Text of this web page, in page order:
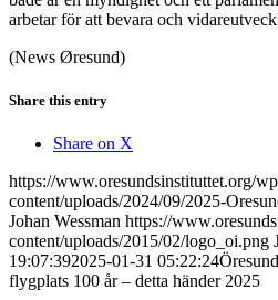
arbetar för att bevara och
(News Øresund)
Share this entry
Share on X
https://www.oresundsinstituttet.org/
content/uploads/2024/09/2025-
Johan Wessman https://
content/uploads/2015/02/logo_oi.png
19:07:392025-01-31 05:22:24
flygplats 100 år – detta händer 2025